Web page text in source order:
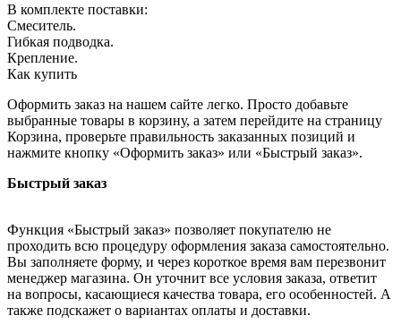
В комплекте поставки:
Смеситель.
Гибкая подводка.
Крепление.
Как купить
Оформить заказ на нашем сайте легко. Просто добавьте
выбранные товары в корзину, а затем перейдите на страницу
Корзина, проверьте правильность заказанных позиций и
нажмите кнопку «Оформить заказ» или «Быстрый заказ».
Быстрый заказ
Функция «Быстрый заказ» позволяет покупателю не
проходить всю процедуру оформления заказа самостоятельно.
Вы заполняете форму, и через короткое время вам перезвонит
менеджер магазина. Он уточнит все условия заказа, ответит
на вопросы, касающиеся качества товара, его особенностей. А
также подскажет о вариантах оплаты и доставки.